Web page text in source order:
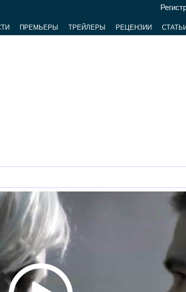
ПРЕМЬЕРЫ ТРЕЙЛЕРЫ РЕЦЕНЗИИ